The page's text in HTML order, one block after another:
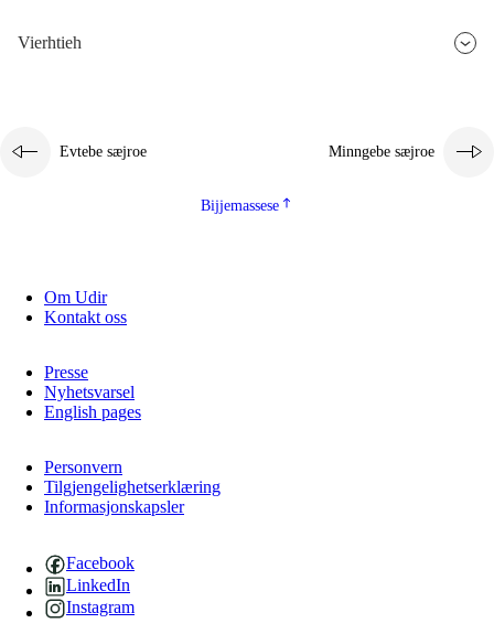
Vierhtieh
Evtebe sæjroe Minngebe sæjroe
Bijjemassese
Om Udir
Kontakt oss
Presse
Nyhetsvarsel
English pages
Personvern
Tilgjengelighetserklæring
Informasjonskapsler
Facebook
LinkedIn
Instagram